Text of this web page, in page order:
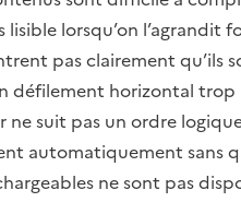
lisible lorsqu’on l’agrandit
pas clairement qu’ils
défilement horizontal
ne suit pas un ordre
automatiquement sans
ne sont pas